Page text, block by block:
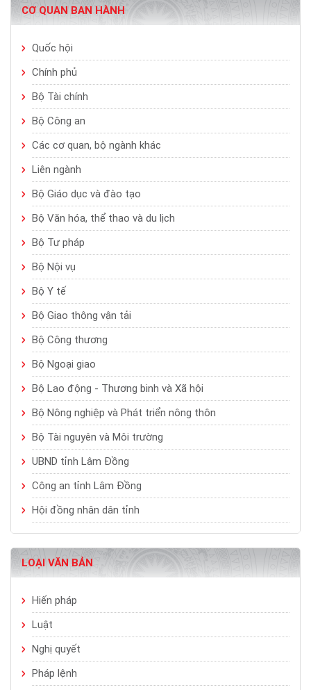
CƠ QUAN BAN HÀNH
Quốc hội
Chính phủ
Bộ Tài chính
Bộ Công an
Các cơ quan, bộ ngành khác
Liên ngành
Bộ Giáo dục và đào tạo
Bộ Văn hóa, thể thao và du lịch
Bộ Tư pháp
Bộ Nội vụ
Bộ Y tế
Bộ Giao thông vận tải
Bộ Công thương
Bộ Ngoại giao
Bộ Lao động - Thương binh và Xã hội
Bộ Nông nghiệp và Phát triển nông thôn
Bộ Tài nguyên và Môi trường
UBND tỉnh Lâm Đồng
Công an tỉnh Lâm Đồng
Hội đồng nhân dân tỉnh
LOẠI VĂN BẢN
Hiến pháp
Luật
Nghị quyết
Pháp lệnh